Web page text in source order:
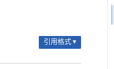
引用格式 ▾